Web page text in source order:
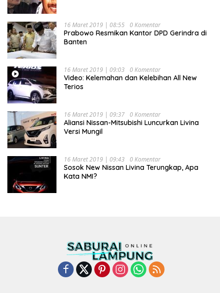
16 Maret 2019 | 08:55 0 Komentar
Prabowo Resmikan Kantor DPD Gerindra di
Banten
16 Maret 2019 | 09:03 0 Komentar
Video: Kelemahan dan Kelebihan All New
Terios
16 Maret 2019 | 09:37 0 Komentar
Aliansi Nissan-Mitsubishi Luncurkan Livina
Versi Mungil
16 Maret 2019 | 09:43 0 Komentar
Sosok New Nissan Livina Terungkap, Apa
Kata NMI?